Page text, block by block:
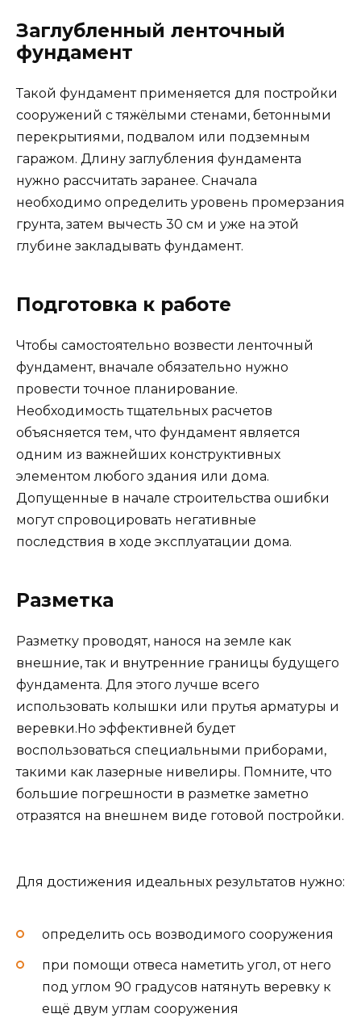
Заглубленный ленточный
фундамент
Такой фундамент применяется для постройки
сооружений с тяжёлыми стенами, бетонными
перекрытиями, подвалом или подземным
гаражом. Длину заглубления фундамента
нужно рассчитать заранее. Сначала
необходимо определить уровень промерзания
грунта, затем вычесть 30 см и уже на этой
глубине закладывать фундамент.
Подготовка к работе
Чтобы самостоятельно возвести ленточный
фундамент, вначале обязательно нужно
провести точное планирование.
Необходимость тщательных расчетов
объясняется тем, что фундамент является
одним из важнейших конструктивных
элементом любого здания или дома.
Допущенные в начале строительства ошибки
могут спровоцировать негативные
последствия в ходе эксплуатации дома.
Разметка
Разметку проводят, нанося на земле как
внешние, так и внутренние границы будущего
фундамента. Для этого лучше всего
использовать колышки или прутья арматуры и
веревки.Но эффективней будет
воспользоваться специальными приборами,
такими как лазерные нивелиры. Помните, что
большие погрешности в разметке заметно
отразятся на внешнем виде готовой постройки.
Для достижения идеальных результатов нужно:
определить ось возводимого сооружения
при помощи отвеса наметить угол, от него
под углом 90 градусов натянуть веревку к
ещё двум углам сооружения